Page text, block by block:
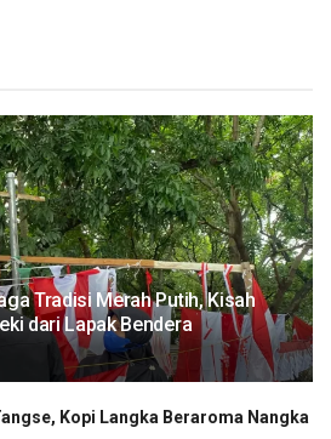
Tradisi Merah Putih, Kisah
dari Lapak Bendera
Kopi Langka Beraroma Nangka